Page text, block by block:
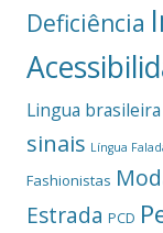
Deficiência
Lingua
sinais Língua
Fashionistas
Estrada PCD